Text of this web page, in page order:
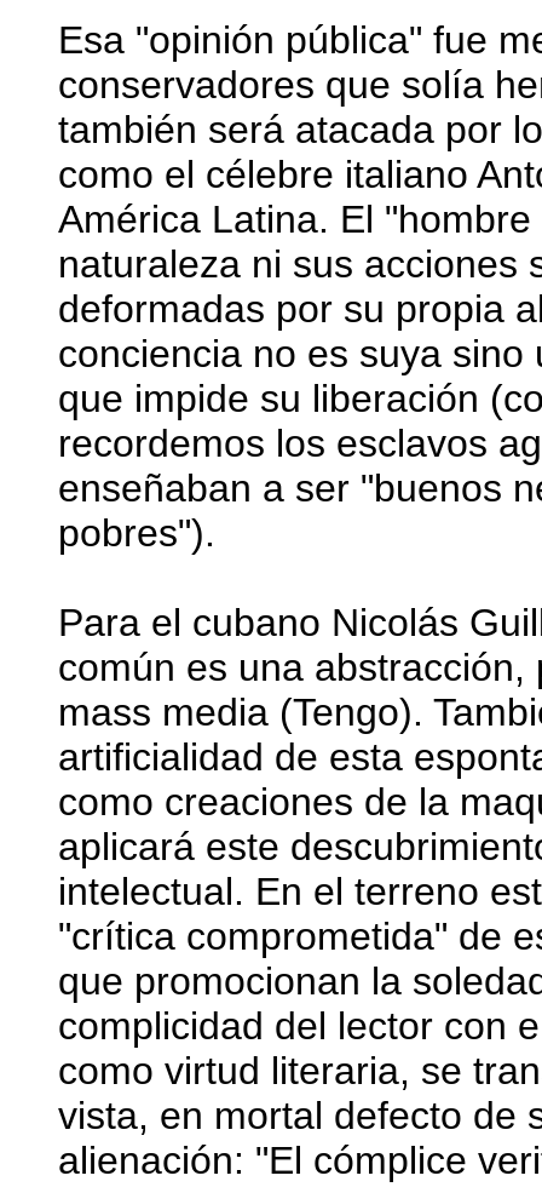
Esa "opinión pública" fue
conservadores que solía
también será atacada por
como el célebre italiano
América Latina. El
naturaleza ni sus acciones
deformadas por su propia
conciencia no es suya
que impide su liberación
recordemos los esclavos
enseñaban a ser "buenos
pobres").
Para el cubano Nicolás
común es una
mass media (Tengo).
artificialidad de esta
como creaciones de la
aplicará este
intelectual. En el terreno
"crítica comprometida" de
que promocionan la
complicidad del lector con
como virtud literaria, se
vista, en mortal defecto de
alienación: "El cómplice